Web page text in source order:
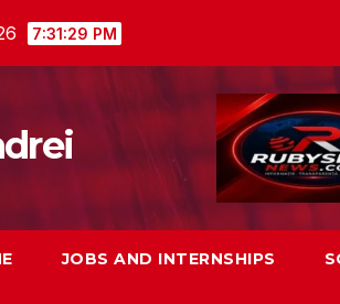
7:31:31 PM
JOBS AND INTERNSHIPS